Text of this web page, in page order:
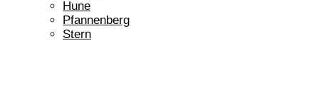
Hune
Pfannenberg
Stern